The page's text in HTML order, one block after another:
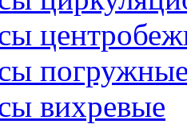
вихревые